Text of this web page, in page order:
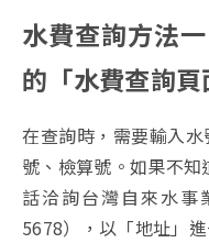
水費查詢方法
的「水費查詢頁
在查詢時，需要輸入
號、檢算號。如果不
話洽詢台灣自來水事
5678），以「地址」